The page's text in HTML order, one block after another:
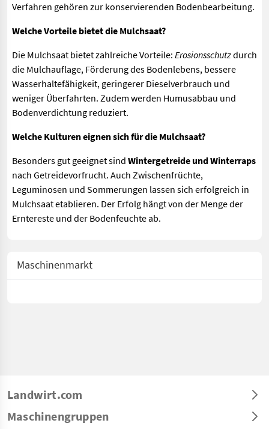
Verfahren gehören zur konservierenden Bodenbearbeitung.
Welche Vorteile bietet die Mulchsaat?
Die Mulchsaat bietet zahlreiche Vorteile: Erosionsschutzdurch
die Mulchauflage, Förderung des Bodenlebens, bessere
Wasserhaltefähigkeit, geringerer Dieselverbrauch und
weniger Überfahrten. Zudem werden Humusabbau und
Bodenverdichtung reduziert.
Welche Kulturen eignen sich für die Mulchsaat?
Besonders gut geeignet sind Wintergetreide und Winterraps
nach Getreidevorfrucht. Auch Zwischenfrüchte,
Leguminosen und Sommerungen lassen sich erfolgreich in
Mulchsaat etablieren. Der Erfolg hängt von der Menge der
Erntereste und der Bodenfeuchte ab.
Maschinenmarkt
Landwirt.com
Maschinengruppen